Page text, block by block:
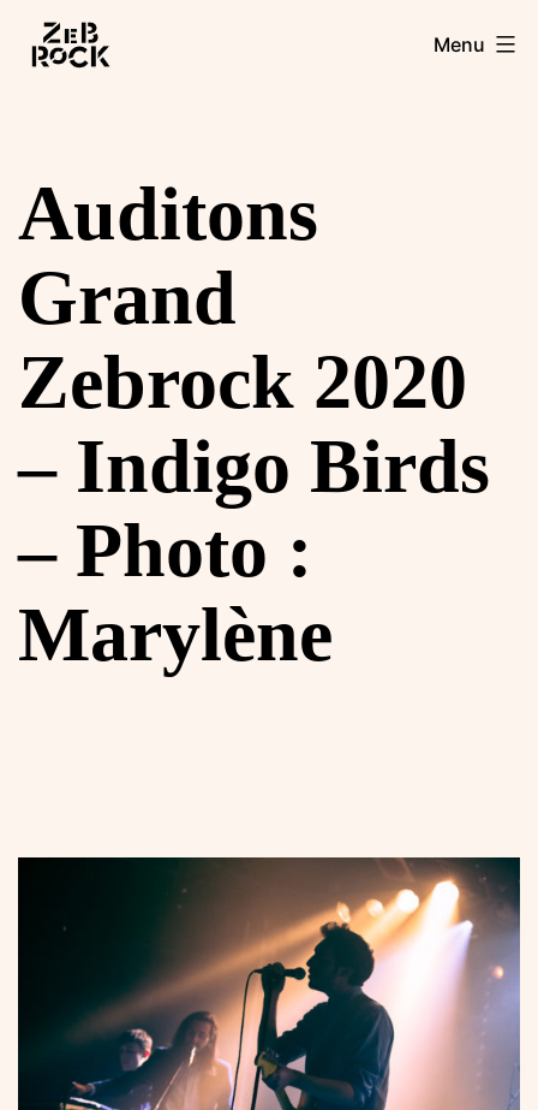
Aller
Zebrock Menu
Auditons
Grand
Zebrock 2020
– Indigo Birds
– Photo :
Marylène